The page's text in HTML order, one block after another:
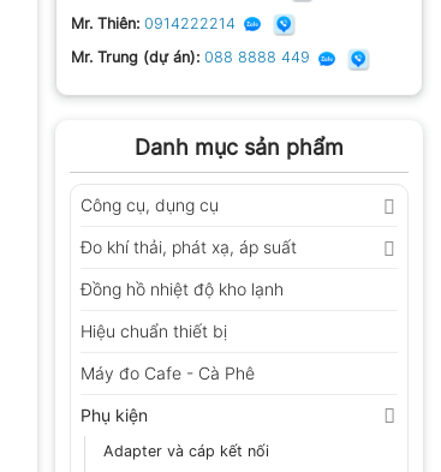
Mr. Thiên: 0914222214
Mr. Trung (dự án): 088 8888 449
Danh mục sản phẩm
Công cụ, dụng cụ
Đo khí thải, phát xạ, áp suất
Đồng hồ nhiệt độ kho lạnh
Hiệu chuẩn thiết bị
Máy đo Cafe - Cà Phê
Phụ kiện
Adapter và cáp kết nối